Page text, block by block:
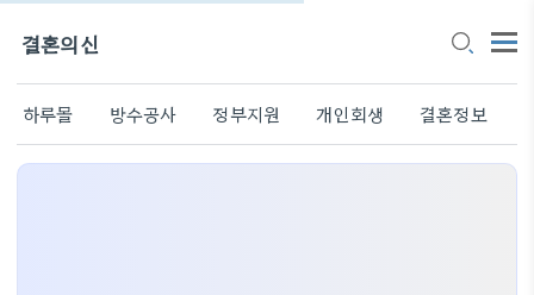
결혼의신
하루몰 방수공사 정부지원 개인회생 결혼정보